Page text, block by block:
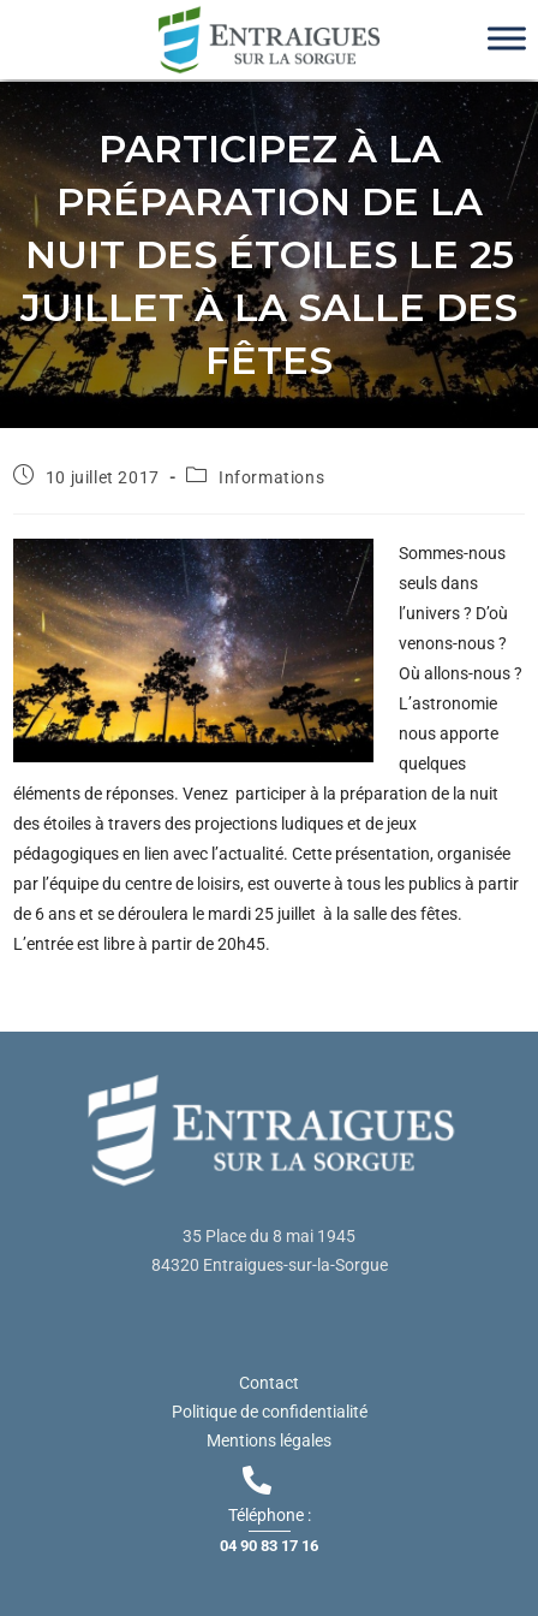
PARTICIPEZ À LA
PRÉPARATION DE LA
NUIT DES ÉTOILES LE 25
JUILLET À LA SALLE DES
FÊTES
10 juillet 2017 Informations
Sommes-nous
seuls dans
l’univers ? D’où
venons-nous ?
Où allons-nous ?
L’astronomie
nous apporte
quelques
éléments de réponses. Venez participer à la préparation de la nuit
des étoiles à travers des projections ludiques et de jeux
pédagogiques en lien avec l’actualité. Cette présentation, organisée
par l’équipe du centre de loisirs, est ouverte à tous les publics à partir
de 6 ans et se déroulera le mardi 25 juillet à la salle des fêtes.
L’entrée est libre à partir de 20h45.
35 Place du 8 mai 1945
84320 Entraigues-sur-la-Sorgue
Contact
Politique de confidentialité
Mentions légales
Téléphone :
04 90 83 17 16